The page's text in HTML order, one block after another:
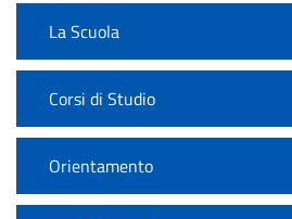
La Scuola
Corsi di Studio
Orientamento